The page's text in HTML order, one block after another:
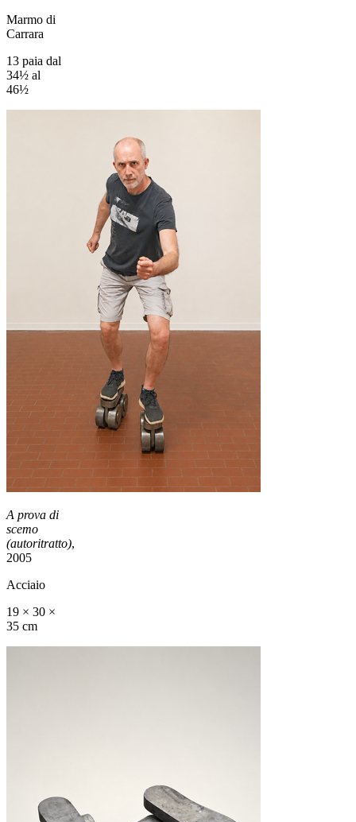
Marmo di
Carrara
13 paia dal
34½ al
46½
A prova di
scemo
(autoritratto),
2005
Acciaio
19 × 30 ×
35 cm